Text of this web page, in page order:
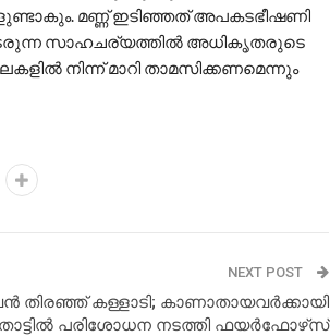
മണ്ണ് ഇടിഞ്ഞത് അപകടഭീഷണി
സാഹചര്യത്തിൽ അധികൃതരുടെ
നിന്ന് മാറി താമസിക്കണമെന്നും
NEXT POST
തിരഞ്ഞ് കള്ളാടി; കാണാതായവർക്കായി
പരിശോധന നടത്തി ഫയർഫോഴ്‌സ്